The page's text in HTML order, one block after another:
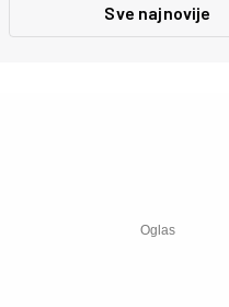
Sve najnovije